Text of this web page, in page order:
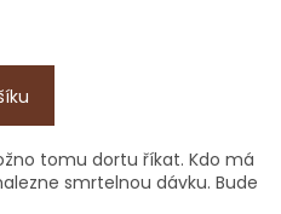
tomu dortu říkat. Kdo má
smrtelnou dávku. Bude